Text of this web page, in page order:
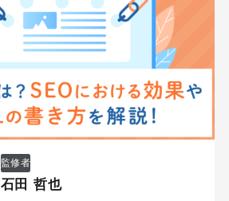
監修者
石田 哲也